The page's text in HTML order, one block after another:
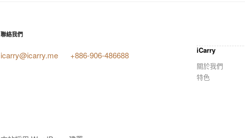
聯絡我們
icarry@icarry.me +886-906-486688
iCarry
關於我們
特色